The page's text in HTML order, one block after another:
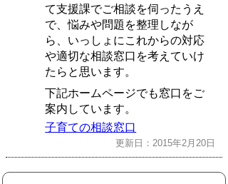
て支援課でご相談を伺ったうえ
で、悩みや問題を整理しなが
ら、いっしょにこれからの対応
や適切な相談窓口を考えていけ
たらと思います。
下記ホームページでも窓口をご
案内しています。
子育ての相談窓口
更新日：2015年2月20日